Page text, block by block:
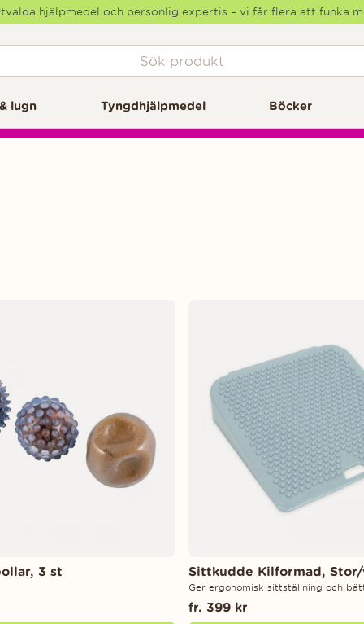
hjälpmedel och personlig expertis – vi får flera att funka
lugn Tyngdhjälpmedel Böcker
3 st Sittkudde Kilformad, Stor/
Ger ergonomisk sittställning och
fr. 399 kr